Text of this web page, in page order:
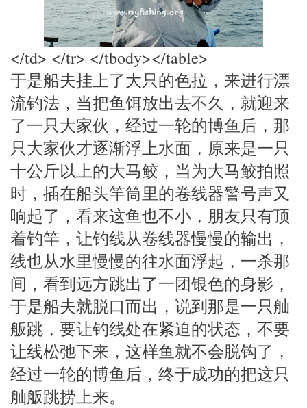
</td> </tr> </tbody></table>
于是船夫挂上了大只的色拉，来进行漂
流钓法，当把鱼饵放出去不久，就迎来
了一只大家伙，经过一轮的博鱼后，那
只大家伙才逐渐浮上水面，原来是一只
十公斤以上的大马鲛，当为大马鲛拍照
时，插在船头竿筒里的卷线器警号声又
响起了，看来这鱼也不小，朋友只有顶
着钓竿，让钓线从卷线器慢慢的输出，
线也从水里慢慢的往水面浮起，一杀那
间，看到远方跳出了一团银色的身影，
于是船夫就脱口而出，说到那是一只舢
舨跳，要让钓线处在紧迫的状态，不要
让线松弛下来，这样鱼就不会脱钩了，
经过一轮的博鱼后，终于成功的把这只
舢舨跳捞上来。